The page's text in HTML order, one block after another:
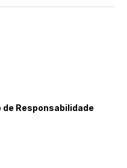
de Responsabilidade